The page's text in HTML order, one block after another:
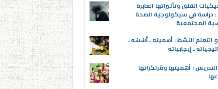
القلق وتأثيراتها العابرة
: دراسة في سيكولوجية الصحة
المجتمعية
التعلم النشط : أهميته ـ أسُسُه ـ
ـ إيجابياته
: أهميتها ومُرتكزاتها